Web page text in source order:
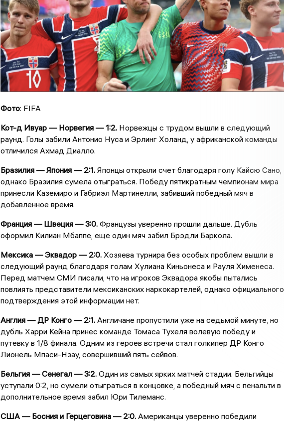
Фото: FIFA
Кот-д Ивуар — Норвегия — 1:2.Норвежцы с трудом вышли в следующий
раунд. Голы забили Антонио Нуса и Эрлинг Холанд, у африканской команды
отличился Ахмад Диалло.
Бразилия — Япония — 2:1.Японцы открыли счет благодаря голу Кайсю Сано,
однако Бразилия сумела отыграться. Победу пятикратным чемпионам мира
принесли Каземиро и Габриэл Мартинелли, забивший победный мяч в
добавленное время.
Франция — Швеция — 3:0.Французы уверенно прошли дальше. Дубль
оформил Килиан Мбаппе, еще один мяч забил Брэдли Баркола.
Мексика — Эквадор — 2:0.Хозяева турнира без особых проблем вышли в
следующий раунд благодаря голам Хулиана Киньонеса и Рауля Хименеса.
Перед матчем СМИ писали, что на игроков Эквадора якобы пытались
повлиять представители мексиканских наркокартелей, однако официального
подтверждения этой информации нет.
Англия — ДР Конго — 2:1.Англичане пропустили уже на седьмой минуте, но
дубль Харри Кейна принес команде Томаса Тухеля волевую победу и
путевку в 1/8 финала. Одним из героев встречи стал голкипер ДР Конго
Лионель Мпаси-Нзау, совершивший пять сейвов.
Бельгия — Сенегал — 3:2.Один из самых ярких матчей стадии. Бельгийцы
уступали 0:2, но сумели отыграться в концовке, а победный мяч с пенальти в
дополнительное время забил Юри Тилеманс.
США — Босния и Герцеговина — 2:0.Американцы уверенно победили